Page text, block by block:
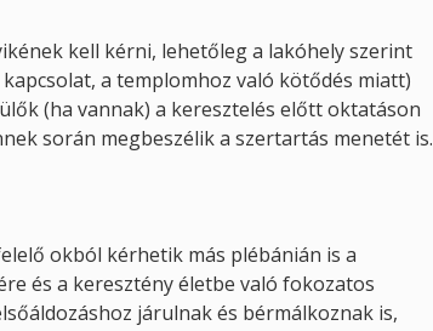
kell kérni, lehetőleg a lakóhely szerint
a templomhoz való kötődés miatt)
(ha vannak) a keresztelés előtt oktatáson
során megbeszélik a szertartás menetét is.
okból kérhetik más plébánián is a
és a keresztény életbe való fokozatos
járulnak és bérmálkoznak is,